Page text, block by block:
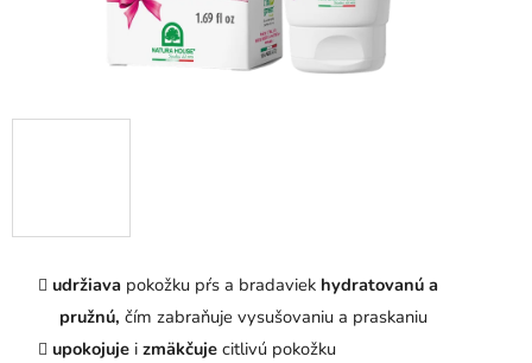
udržiava pokožku pŕs a bradaviek hydratovanú a
pružnú, čím zabraňuje vysušovaniu a praskaniu
upokojuje i zmäkčuje citlivú pokožku